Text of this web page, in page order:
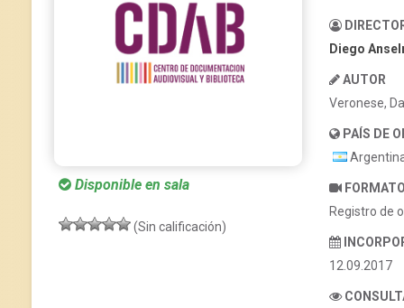
Disponible en sala
(Sin calificación)
Diego
AUTOR
Veronese,
PAÍS DE
Registro de
12.09.2017